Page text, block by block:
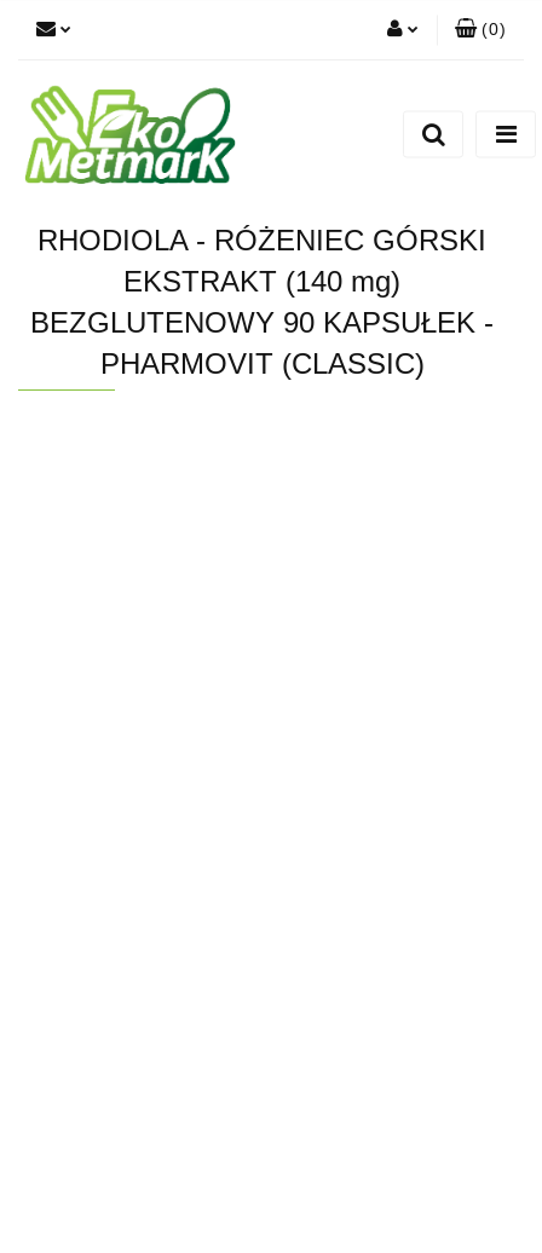
(0)
RHODIOLA - RÓŻENIEC GÓRSKI
EKSTRAKT (140 mg)
BEZGLUTENOWY 90 KAPSUŁEK -
PHARMOVIT (CLASSIC)